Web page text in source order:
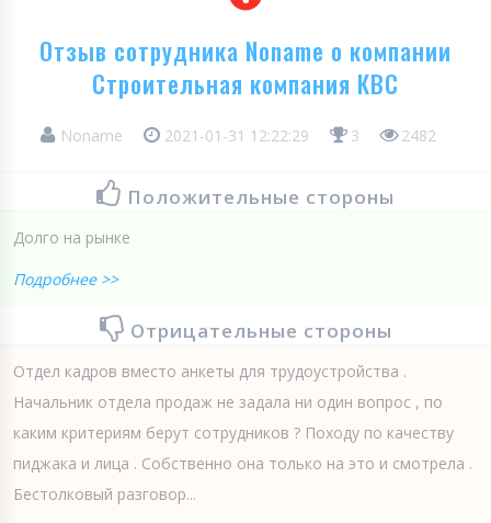
Отзыв сотрудника Noname о компании
Строительная компания КВС
Noname 2021-01-31 12:22:29 3 2482
Положительные стороны
Долго на рынке
Подробнее >>
Отрицательные стороны
Отдел кадров вместо анкеты для трудоустройства .
Начальник отдела продаж не задала ни один вопрос , по
каким критериям берут сотрудников ? Походу по качеству
пиджака и лица . Собственно она только на это и смотрела .
Бестолковый разговор...